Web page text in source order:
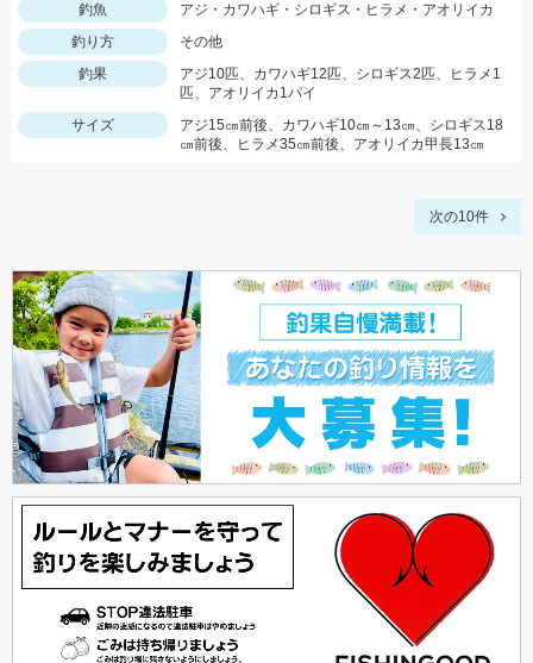
釣魚
アジ・カワハギ・シロギス・ヒラメ・アオリイカ
釣り方
その他
釣果
アジ10匹、カワハギ12匹、シロギス2匹、ヒラメ1
匹、アオリイカ1パイ
サイズ
アジ15㎝前後、カワハギ10㎝～13㎝、シロギス18
㎝前後、ヒラメ35㎝前後、アオリイカ甲長13㎝
次の10件